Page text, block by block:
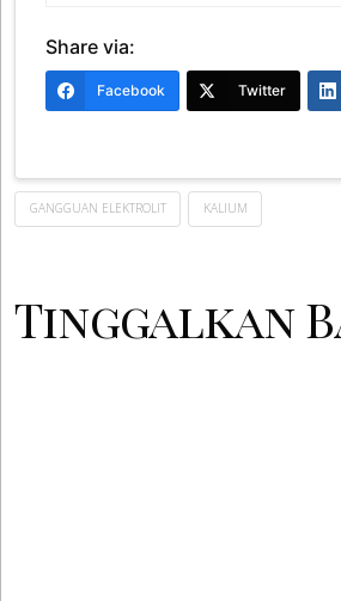
Share via:
Facebook Twitter
GANGGUAN ELEKTROLIT KALIUM
Tinggalkan